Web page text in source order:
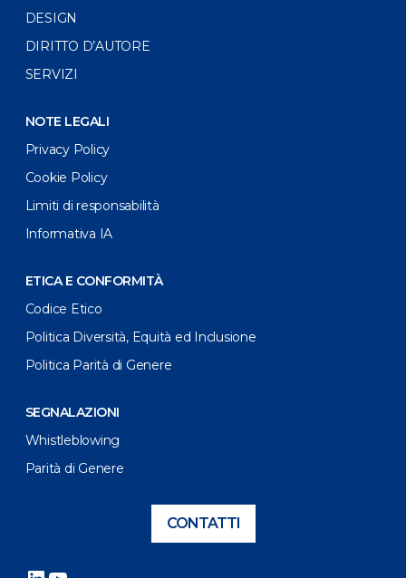
DESIGN
DIRITTO D’AUTORE
SERVIZI
NOTE LEGALI
Privacy Policy
Cookie Policy
Limiti di responsabilità
Informativa IA
ETICA E CONFORMITÀ
Codice Etico
Politica Diversità, Equità ed Inclusione
Politica Parità di Genere
SEGNALAZIONI
Whistleblowing
Parità di Genere
CONTATTI